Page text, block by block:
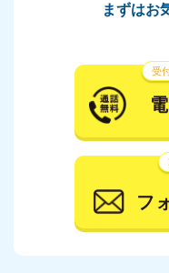
まずはお
受
フ